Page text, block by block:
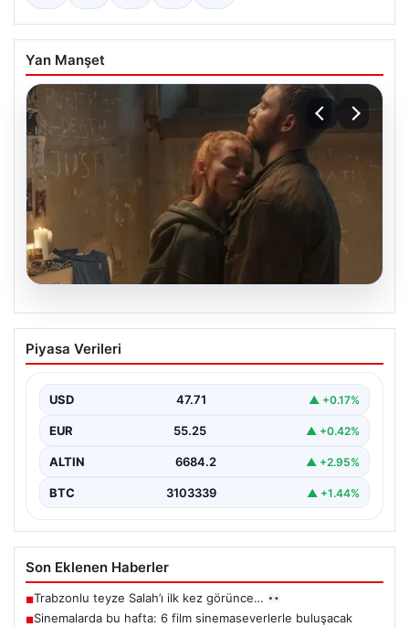
Yan Manşet
06.08.2026
Sinemalarda bu hafta: 6 film
sinemaseverlerle buluşacak
Piyasa Verileri
USD 47.71 ▲ +0.17%
EUR 55.25 ▲ +0.42%
ALTIN 6684.2 ▲ +2.95%
BTC 3103339 ▲ +1.44%
Son Eklenen Haberler
■Trabzonlu teyze Salah’ı ilk kez görünce…
■Sinemalarda bu hafta: 6 film sinemaseverlerle buluşacak